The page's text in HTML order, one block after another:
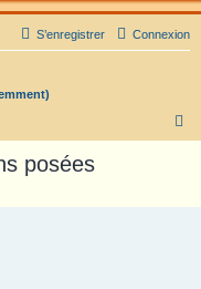
Connexion
S’enregistrer
posées